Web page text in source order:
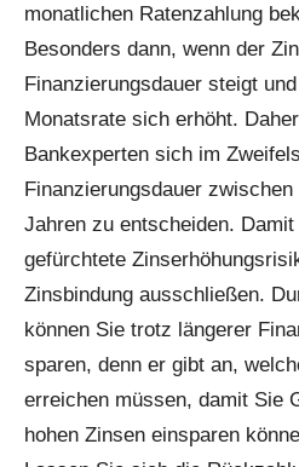
monatlichen Ratenzahlung
Besonders dann, wenn der
Finanzierungsdauer steigt
Monatsrate sich erhöht.
Bankexperten sich im
Finanzierungsdauer
Jahren zu entscheiden.
gefürchtete
Zinsbindung ausschließen.
können Sie trotz längerer
sparen, denn er gibt an,
erreichen müssen, damit Sie
hohen Zinsen einsparen